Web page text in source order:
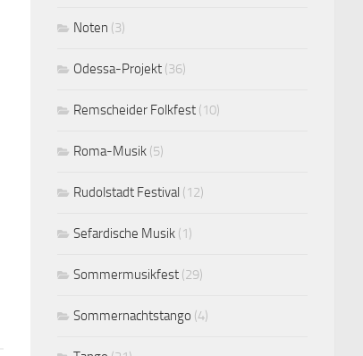
Noten (3)
Odessa-Projekt (36)
Remscheider Folkfest (10)
Roma-Musik (5)
Rudolstadt Festival (12)
Sefardische Musik (1)
Sommermusikfest (29)
Sommernachtstango (4)